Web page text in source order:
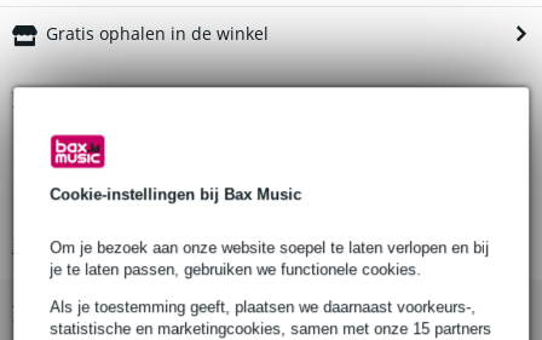
Cookie-instellingen bij Bax Music
Om je bezoek aan onze website soepel te laten verlopen en bij
je te laten passen, gebruiken we functionele cookies.
Als je toestemming geeft, plaatsen we daarnaast voorkeurs-,
statistische en marketingcookies, samen met onze 15 partners
Gratis ophalen in de winkel
Productinformatie
model: EM-JH143-SB
afspeelduur: 34 uur (2 uur oplaadtijd)
40 mm driver
Bekijk alle productspecificaties
Bekijk ook eens (2)